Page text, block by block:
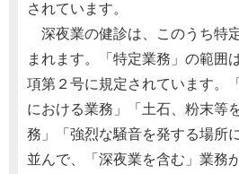
されています。
深夜業の健診は、このうち特
まれます。「特定業務」の範囲
項第２号に規定されています。
における業務」「土石、粉末等
務」「強烈な騒音を発する場所
並んで、「深夜業を含む」業務